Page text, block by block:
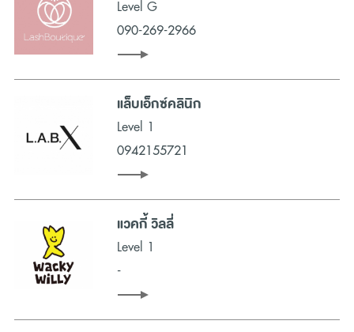
Level G
090-269-2966
แล็บเอ็กซ์คลินิก
Level 1
0942155721
แวคกี้ วิลลี่
Level 1
-